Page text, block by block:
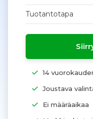
Tuotantotapa
14
Joustava
Ei määräaikaa